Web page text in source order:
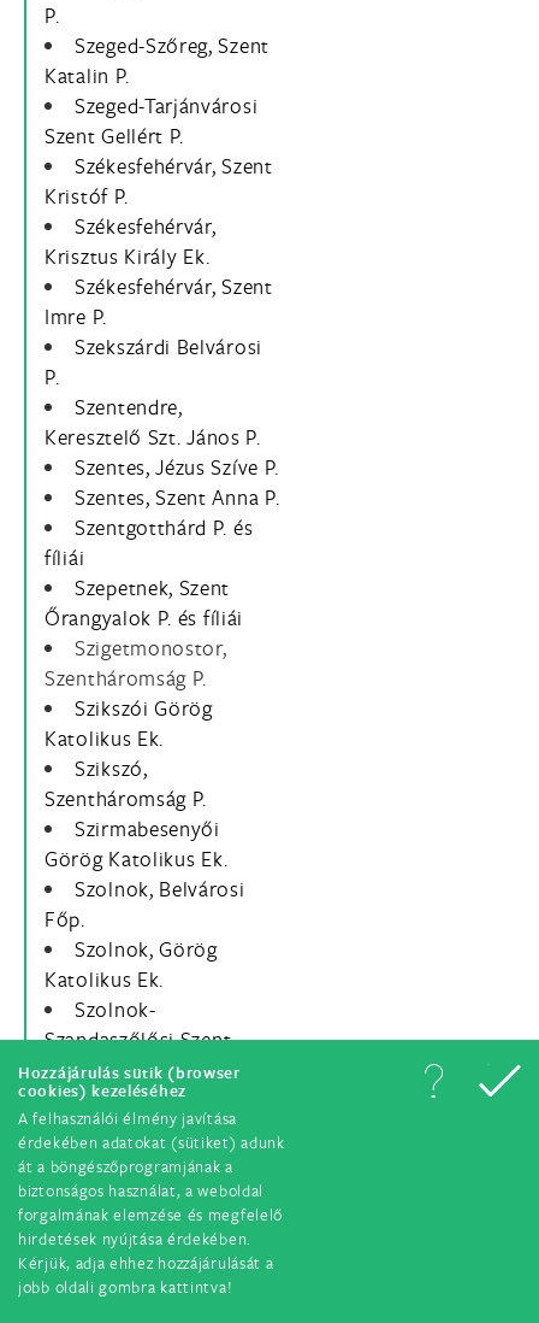
Hozzájárulás sütik (browser
cookies) kezeléséhez
A felhasználói élmény javítása
érdekében adatokat (sütiket) adunk
át a böngészőprogramjának a
biztonságos használat, a weboldal
forgalmának elemzése és megfelelő
hirdetések nyújtása érdekében.
Kérjük, adja ehhez hozzájárulását a
jobb oldali gombra kattintva!
P.
Szeged-Szőreg, Szent
Katalin P.
Szeged-Tarjánvárosi
Szent Gellért P.
Székesfehérvár, Szent
Kristóf P.
Székesfehérvár,
Krisztus Király Ek.
Székesfehérvár, Szent
Imre P.
Szekszárdi Belvárosi
P.
Szentendre,
Keresztelő Szt. János P.
Szentes, Jézus Szíve P.
Szentes, Szent Anna P.
Szentgotthárd P. és
fíliái
Szepetnek, Szent
Őrangyalok P. és fíliái
Szigetmonostor,
Szentháromság P.
Szikszói Görög
Katolikus Ek.
Szikszó,
Szentháromság P.
Szirmabesenyői
Görög Katolikus Ek.
Szolnok, Belvárosi
Főp.
Szolnok, Görög
Katolikus Ek.
Szolnok-
Szandaszőlősi Szent
Orbán Ek.
Szombathely,
ferences, Szent Erzsébet
P.
Szombathely, Szent
Kvirin szalézi P.
Szombathely, Szent
Márton P.